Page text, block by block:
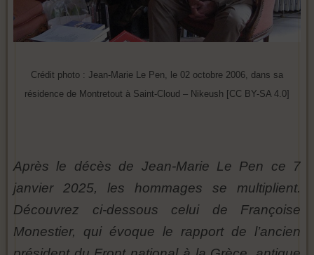
Crédit photo : Jean-Marie Le Pen, le 02 octobre 2006, dans sa
résidence de Montretout à Saint-Cloud – Nikeush [CC BY-SA 4.0]
Après le décès de Jean-Marie Le Pen ce 7
janvier 2025, les hommages se multiplient.
Découvrez ci-dessous celui de Françoise
Monestier, qui évoque le rapport de l’ancien